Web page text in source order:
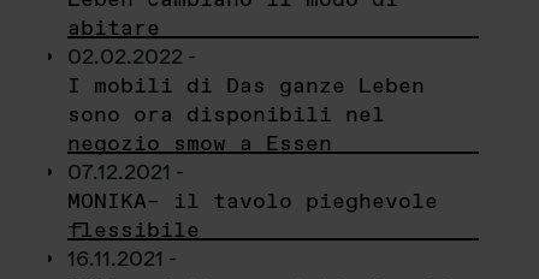
abitare
02.02.2022 -
I mobili di Das ganze Leben
sono ora disponibili nel
negozio smow a Essen
07.12.2021 -
MONIKA– il tavolo pieghevole
flessibile
16.11.2021 -